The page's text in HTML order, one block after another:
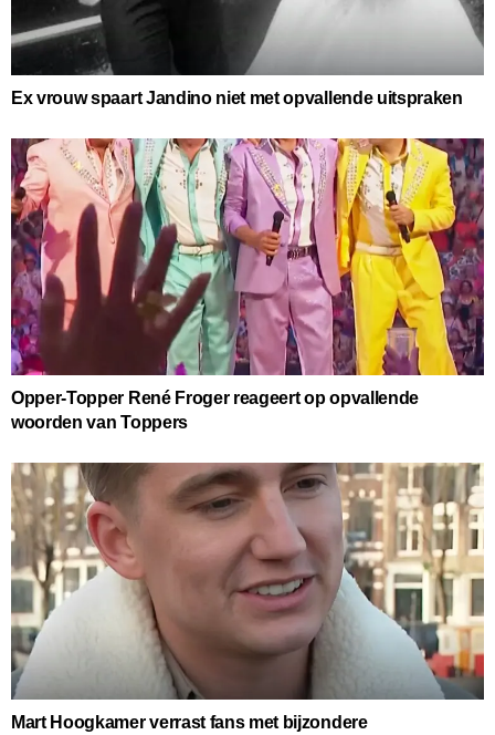
Ex vrouw spaart Jandino niet met opvallende uitspraken
Opper-Topper René Froger reageert op opvallende
woorden van Toppers
Mart Hoogkamer verrast fans met bijzondere